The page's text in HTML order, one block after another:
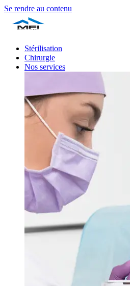
Se rendre au contenu
Stérilisation
Chirurgie
Nos services